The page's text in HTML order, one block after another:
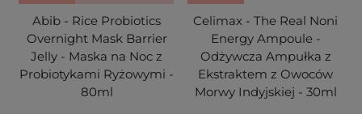
Abib - Rice Probiotics
Overnight Mask Barrier
Jelly - Maska na Noc z
Probiotykami Ryżowymi -
80ml
Celimax - The Real Noni
Energy Ampoule -
Odżywcza Ampułka z
Ekstraktem z Owoców
Morwy Indyjskiej - 30ml